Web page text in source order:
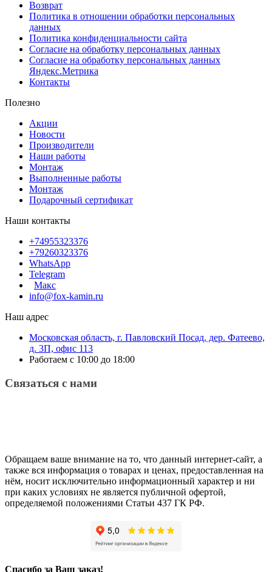
Возврат
Политика в отношении обработки персональных
данных
Политика конфиденциальности сайта
Согласие на обработку персональных данных
Согласие на обработку персональных данных
Яндекс.Метрика
Контакты
Полезно
Акции
Новости
Производители
Наши работы
Монтаж
Выполненные работы
Монтаж
Подарочный сертификат
Наши контакты
+74955323376
+79260323376
WhatsApp
Telegram
Макс
info@fox-kamin.ru
Наш адрес
Московская область, г. Павловский Посад, дер. Фатеево,
д. 3П, офис 113
Работаем с 10:00 до 18:00
Связаться с нами
Обращаем ваше внимание на то, что данный интернет-сайт, а
также вся информация о товарах и ценах, предоставленная на
нём, носит исключительно информационный характер и ни
при каких условиях не является публичной офертой,
определяемой положениями Статьи 437 ГК РФ.
Спасибо за Ваш заказ!